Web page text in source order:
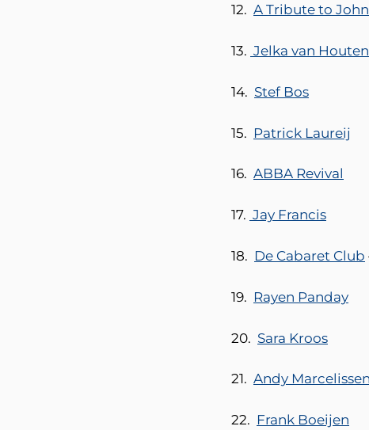
12. A Tribute to
13. Jelka van
14. Stef Bos
15. Patrick Laureij
16. ABBA Revival
17. Jay Francis
18. De Cabaret Club
19. Rayen Panday
20. Sara Kroos
21. Andy Marcelissen
22. Frank Boeijen